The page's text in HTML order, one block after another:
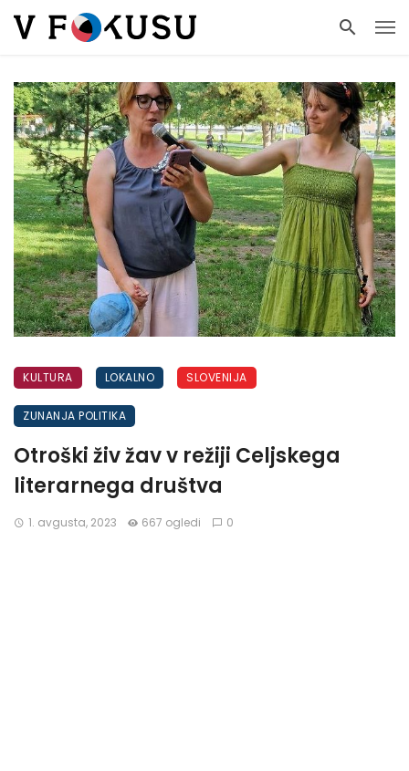
KULTURA LOKALNO SLOVENIJA
ZUNANJA POLITIKA
Otroški živ žav v režiji Celjskega
literarnega društva
1. avgusta, 2023 667 ogledi 0